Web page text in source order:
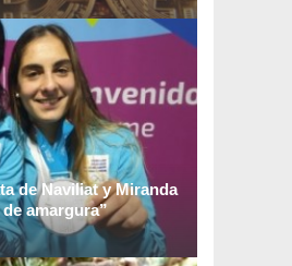
venezolano creó la
venezolana
analistas destacan que ...
de Naviliat y Miranda
amargura”
amargura porque